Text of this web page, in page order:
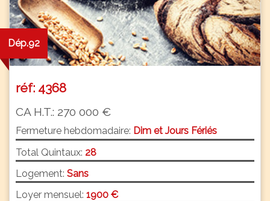
Dép.92
réf: 4368
CA H.T.: 270 000 €
Fermeture hebdomadaire: Dim et Jours Fériés
Total Quintaux: 28
Logement: Sans
Loyer mensuel: 1900 €